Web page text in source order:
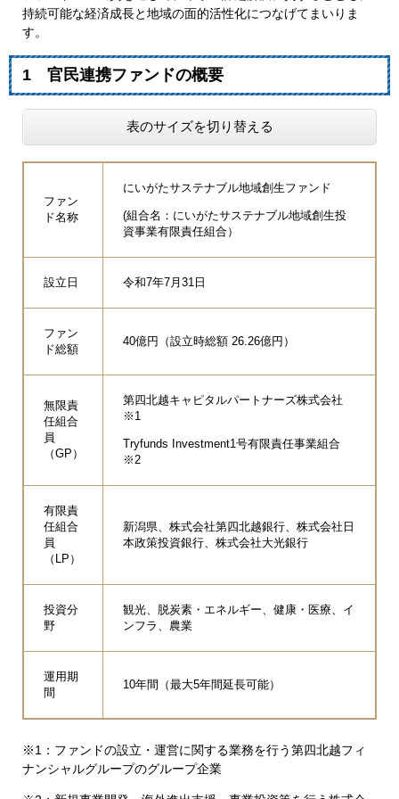
持続可能な経済成長と地域の面的活性化につなげてまいりま
す。
1 官民連携ファンドの概要
表のサイズを切り替える
ファン
ド名称
にいがたサステナブル地域創生ファンド
(組合名：にいがたサステナブル地域創生投
資事業有限責任組合）
設立日 令和7年7月31日
ファン
ド総額
40億円（設立時総額 26.26億円）
無限責
任組合
員
（GP）
第四北越キャピタルパートナーズ株式会社
※1
Tryfunds Investment1号有限責任事業組合
※2
有限責
任組合
員
（LP）
新潟県、株式会社第四北越銀行、株式会社日
本政策投資銀行、株式会社大光銀行
投資分
野
観光、脱炭素・エネルギー、健康・医療、イ
ンフラ、農業
運用期
間
10年間（最大5年間延長可能）
※1：ファンドの設立・運営に関する業務を行う第四北越フィ
ナンシャルグループのグループ企業